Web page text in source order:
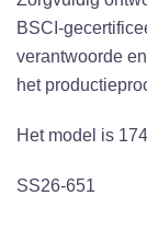
BSCI-
verantwoorde
het
Het model is
SS26-651